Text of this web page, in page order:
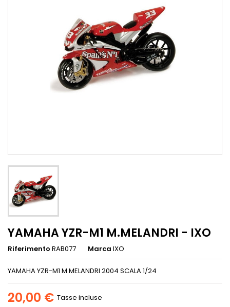
YAMAHA YZR-M1 M.MELANDRI - IXO
Riferimento RAB077 Marca IXO
YAMAHA YZR-M1 M.MELANDRI 2004 SCALA 1/24
20,00 € Tasse incluse